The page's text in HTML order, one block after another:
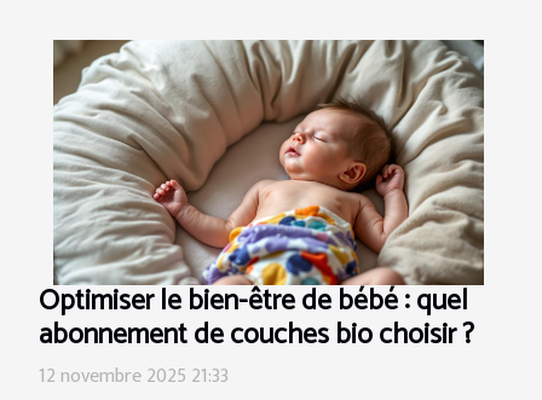
Optimiser le bien-être de bébé : quel
abonnement de couches bio choisir ?
12 novembre 2025 21:33